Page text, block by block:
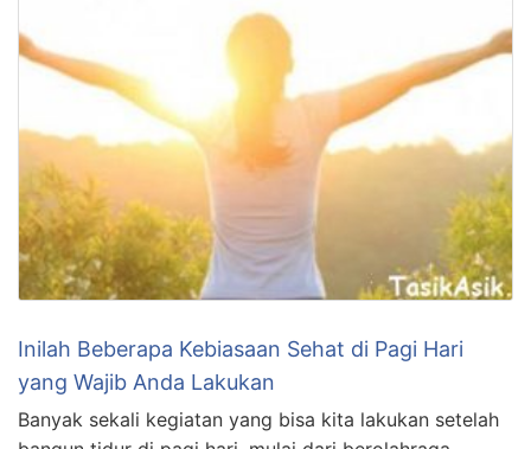
Inilah Beberapa Kebiasaan Sehat di Pagi Hari
yang Wajib Anda Lakukan
Banyak sekali kegiatan yang bisa kita lakukan setelah